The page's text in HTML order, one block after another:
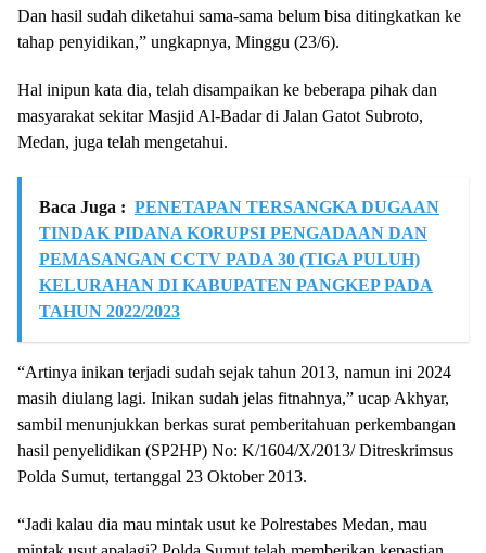
Dan hasil sudah diketahui sama-sama belum bisa ditingkatkan ke
tahap penyidikan,” ungkapnya, Minggu (23/6).
Hal inipun kata dia, telah disampaikan ke beberapa pihak dan
masyarakat sekitar Masjid Al-Badar di Jalan Gatot Subroto,
Medan, juga telah mengetahui.
Baca Juga : PENETAPAN TERSANGKA DUGAAN
TINDAK PIDANA KORUPSI PENGADAAN DAN
PEMASANGAN CCTV PADA 30 (TIGA PULUH)
KELURAHAN DI KABUPATEN PANGKEP PADA
TAHUN 2022/2023
“Artinya inikan terjadi sudah sejak tahun 2013, namun ini 2024
masih diulang lagi. Inikan sudah jelas fitnahnya,” ucap Akhyar,
sambil menunjukkan berkas surat pemberitahuan perkembangan
hasil penyelidikan (SP2HP) No: K/1604/X/2013/ Ditreskrimsus
Polda Sumut, tertanggal 23 Oktober 2013.
“Jadi kalau dia mau mintak usut ke Polrestabes Medan, mau